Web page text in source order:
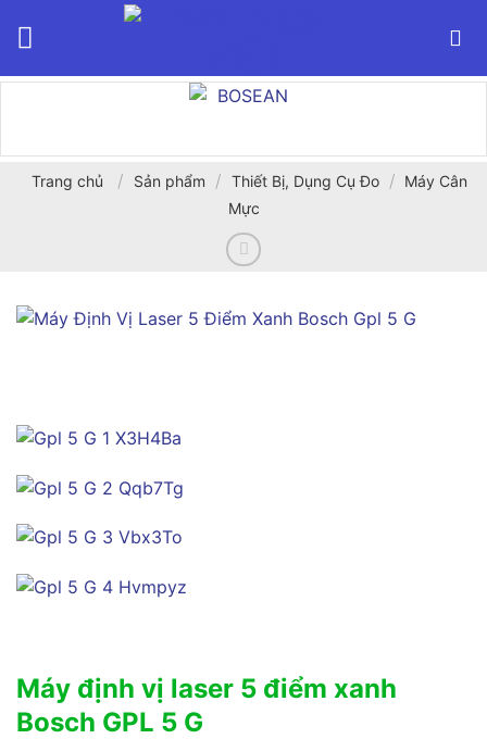
Trang chủ / Sản phẩm / Thiết Bị, Dụng Cụ Đo / Máy Cân
Mực
Máy định vị laser 5 điểm xanh
Bosch GPL 5 G